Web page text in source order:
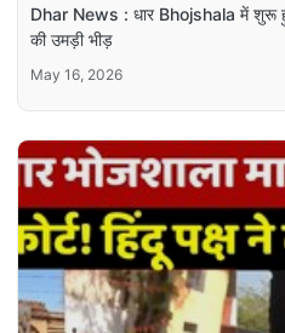
Dhar News : धार Bhojshala में शुरू
की उमड़ी भीड़
May 16, 2026